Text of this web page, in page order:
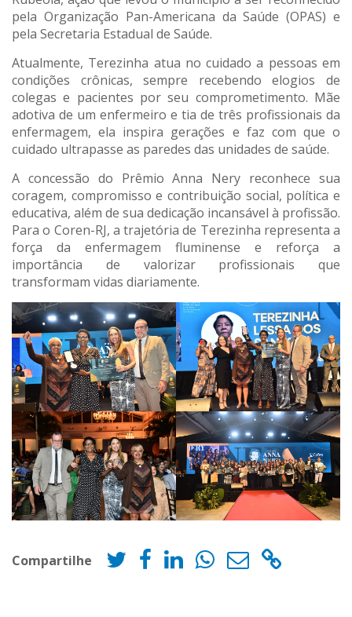
pela Organização Pan-Americana da Saúde (OPAS) e
pela Secretaria Estadual de Saúde.
Atualmente, Terezinha atua no cuidado a pessoas em
condições crônicas, sempre recebendo elogios de
colegas e pacientes por seu comprometimento. Mãe
adotiva de um enfermeiro e tia de três profissionais da
enfermagem, ela inspira gerações e faz com que o
cuidado ultrapasse as paredes das unidades de saúde.
A concessão do Prêmio Anna Nery reconhece sua
coragem, compromisso e contribuição social, política e
educativa, além de sua dedicação incansável à profissão.
Para o Coren-RJ, a trajetória de Terezinha representa a
força da enfermagem fluminense e reforça a
importância de valorizar profissionais que
transformam vidas diariamente.
Compartilhe